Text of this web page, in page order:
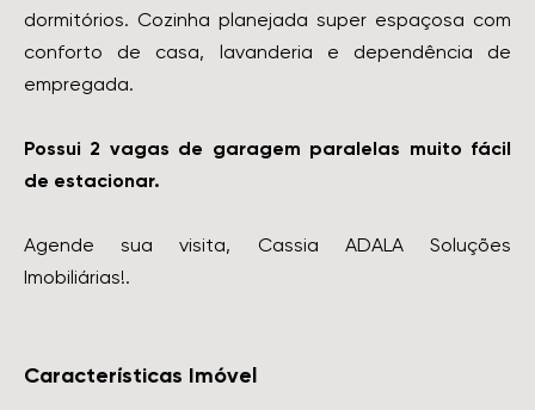
dormitórios. Cozinha planejada super espaçosa com
conforto de casa, lavanderia e dependência de
empregada.
Possui 2 vagas de garagem paralelas muito fácil
de estacionar.
Agende sua visita, Cassia ADALA Soluções
Imobiliárias!.
Características Imóvel